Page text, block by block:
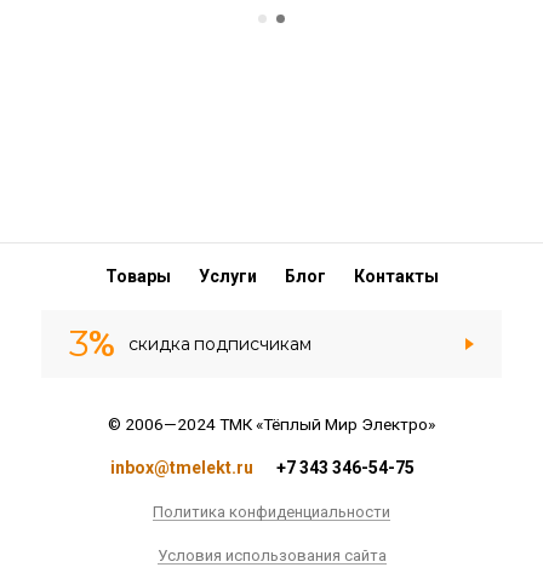
Товары Услуги Блог Контакты
3% скидка подписчикам
© 2006—2024 ТМК «Тёплый Мир Электро»
inbox@tmelekt.ru +7 343 346-54-75
Политика конфиденциальности
Условия использования сайта